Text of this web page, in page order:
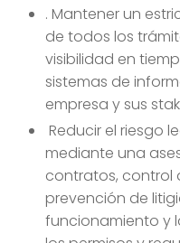
. Mantener un
de todos los
visibilidad en
sistemas de
empresa y sus
Reducir el riesgo
mediante una
contratos, control
prevención de
funcionamiento y